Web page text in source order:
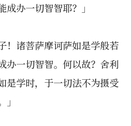
办一切智智耶？」
！诸菩萨摩诃萨如是学般若
办一切智智。何以故？舍利
是学时，于一切法不为摄受